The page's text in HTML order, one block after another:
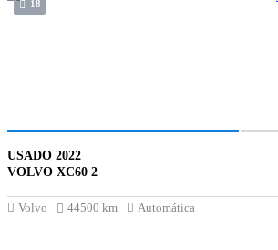
18
USADO 2022
VOLVO XC60 2
Volvo 44500 km Automática